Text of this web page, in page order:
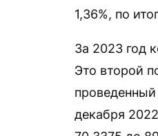
1,36%, по
За 2023 год
Это второй
проведенный
декабря